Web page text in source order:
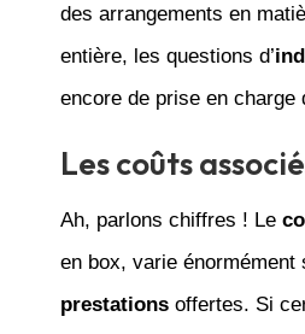
des arrangements en
entière, les questions d’
encore de prise en charge
Les coûts
Ah, parlons chiffres ! Le
en box, varie énormément
prestationsoffertes. Si